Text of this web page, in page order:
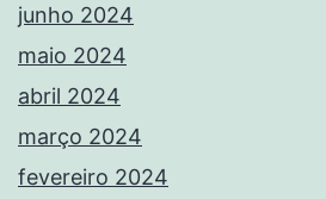
junho 2024
maio 2024
abril 2024
março 2024
fevereiro 2024